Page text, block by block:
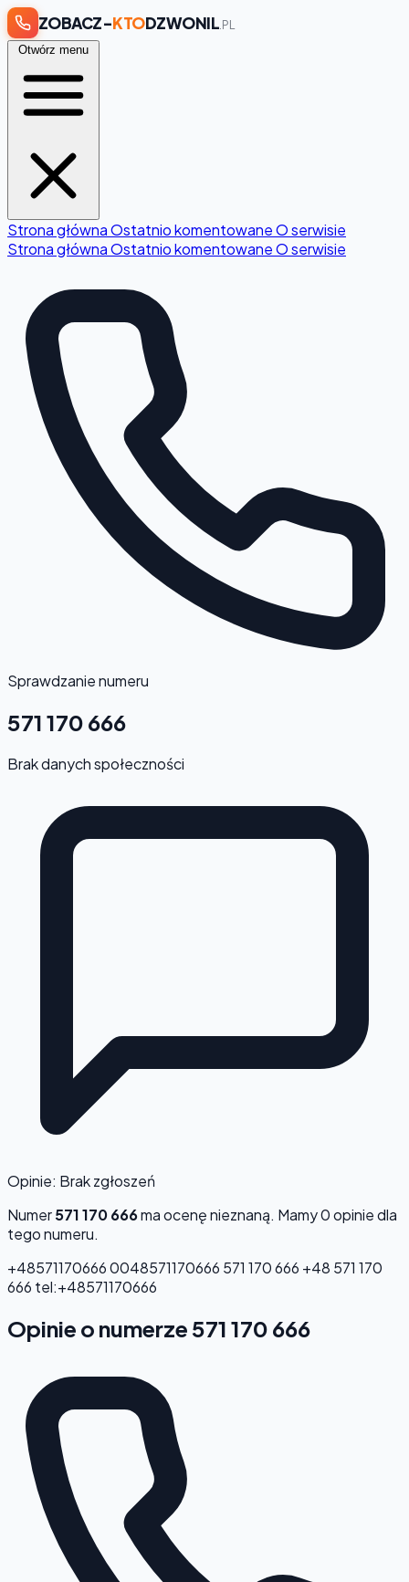
ZOBACZ-KTODZWONIL .PL
Otwórz menu
Strona głównaOstatnio komentowaneO serwisie
Strona głównaOstatnio komentowaneO serwisie
Sprawdzanie numeru
571 170 666
Brak danych społeczności
Opinie: Brak zgłoszeń
Numer571 170 666ma ocenęnieznaną. Mamy 0 opinie dla
tego numeru.
+485711706660048571170666 571 170 666 +48 571 170
666 tel:+48571170666
Opinie o numerze 571 170 666